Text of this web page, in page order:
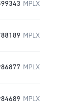
MPLX
MPLX
MPLX
MPLX